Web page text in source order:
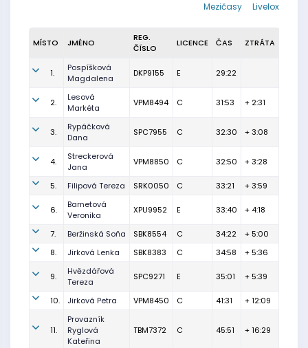
Livelox
Mezičasy
MÍSTO JMÉNO
REG.
ČÍSLO
LICENCE ČAS ZTRÁTA
1.
Pospíšková
Magdalena
DKP9155 E 29:22
2.
Lesová
Markéta
VPM8494 C 31:53 + 2:31
3.
Rypáčková
Dana
SPC7955 C 32:30 + 3:08
4.
Streckerová
Jana
VPM8850 C 32:50 + 3:28
5. Filipová Tereza SRK0050 C 33:21 + 3:59
6.
Barnetová
Veronika
XPU9952 E 33:40 + 4:18
7. Beržinská Soňa SBK8554 C 34:22
+ 5:00
8.
Jirková Lenka SBK8383 C 34:58 + 5:36
9.
Hvězdářová
Tereza
SPC9271 E 35:01 + 5:39
10. Jirková Petra VPM8450 C 41:31 + 12:09
11.
Provazník
Ryglová
Kateřina
TBM7372 C 45:51 + 16:29